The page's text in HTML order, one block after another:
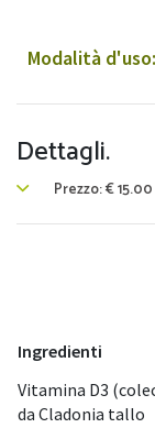
Modalità d'uso:
Dettagli.
Prezzo:€15.00
Ingredienti
Vitamina D3
da Cladonia tallo